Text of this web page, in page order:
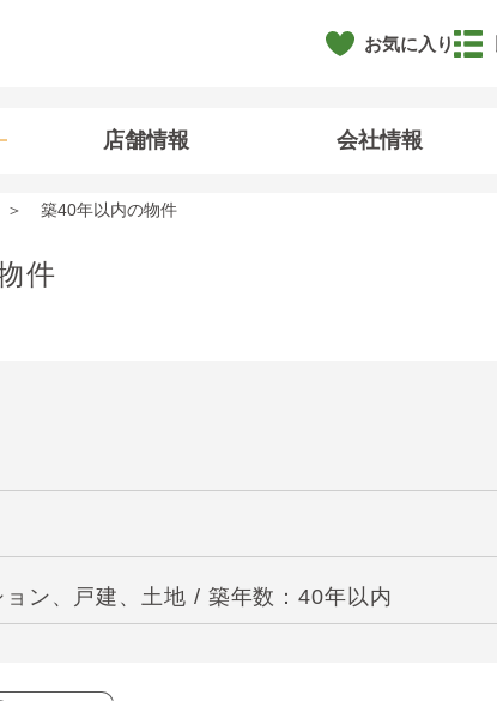
お気に入り
店舗情報 会社情報
築40年以内の物件
件
ン、戸建、土地 / 築年数：40年以内